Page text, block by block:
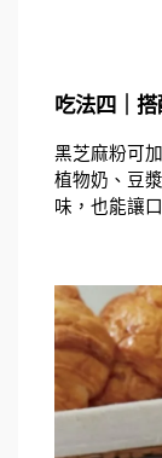
吃法四｜
黑芝麻粉可
植物奶、豆
味，也能讓